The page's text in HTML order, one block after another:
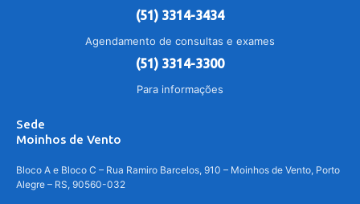
(51) 3314-3434
Agendamento de consultas e exames
(51) 3314-3300
Para informações
Sede
Moinhos de Vento
Bloco A e Bloco C – Rua Ramiro Barcelos, 910 – Moinhos de Vento, Porto
Alegre – RS, 90560-032